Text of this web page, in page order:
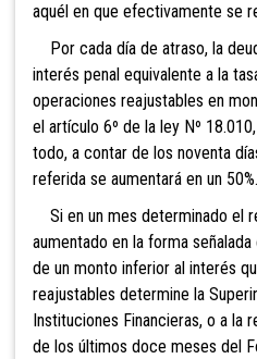
aquél en que efectivamente se
Por cada día de atraso, la
interés penal equivalente a la
operaciones reajustables en
el artículo 6º de la ley Nº
todo, a contar de los noventa
referida se aumentará en un 50%.
Si en un mes determinado el
aumentado en la forma
de un monto inferior al interés
reajustables determine la
Instituciones Financieras, o a la
de los últimos doce meses del